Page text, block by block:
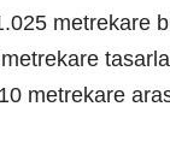
metrekare
metrekare